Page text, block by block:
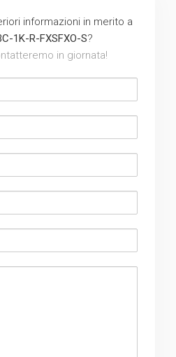
informazioni in merito a
1K-R-FXSFXO-S?
in giornata!
address